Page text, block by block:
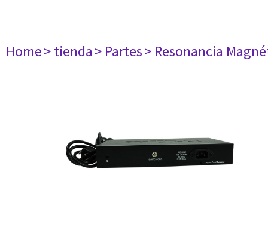
Home> tienda> Partes> Resonancia